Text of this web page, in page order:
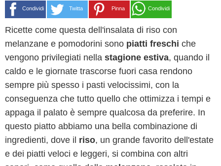
Condividi Twitta Pinna Condividi
Ricette come questa dell'insalata di riso con
melanzane e pomodorini sono piatti freschi che
vengono privilegiati nella stagione estiva, quando il
caldo e le giornate trascorse fuori casa rendono
sempre più spesso i pasti velocissimi, con la
conseguenza che tutto quello che ottimizza i tempi e
appaga il palato è sempre qualcosa da preferire. In
questo piatto abbiamo una bella combinazione di
ingredienti, dove il riso, un grande favorito dell'estate
e dei piatti veloci e leggeri, si combina con altri